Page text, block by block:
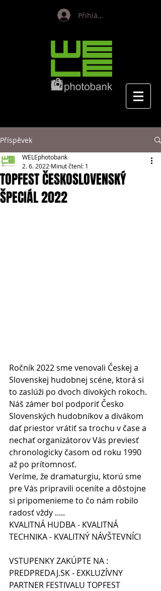
Přihlásit se
Příspěvek
TOPFEST ČESKOSLOVENSKÝ
ŠPECIÁL 2022
WELEphotobank
2. 6. 2022 Minut čtení: 1
Ročník 2022 sme venovali Českej a
Slovenskej hudobnej scéne, ktorá si
to zaslúži po dvoch divokých rokoch.
Náš zámer bol podporiť Česko
Slovenských hudobníkov a divákom
dať priestor vrátiť sa trochu v čase a
nechať organizátorov Vás previesť
chronologicky časom od roku 1990
až po prítomnosť.
Veríme, že dramaturgiu, ktorú sme
pre Vás pripravili oceníte a dôstojne
si pripomenieme to čo nám robilo
radosť vždy .....
KVALITNÁ HUDBA - KVALITNÁ
TECHNIKA - KVALITNÝ NÁVŠTEVNÍCI
VSTUPENKY ZAKÚPTE NA :
PREDPREDAJ.SK - EXKLUZÍVNY
PARTNER FESTIVALU TOPFEST